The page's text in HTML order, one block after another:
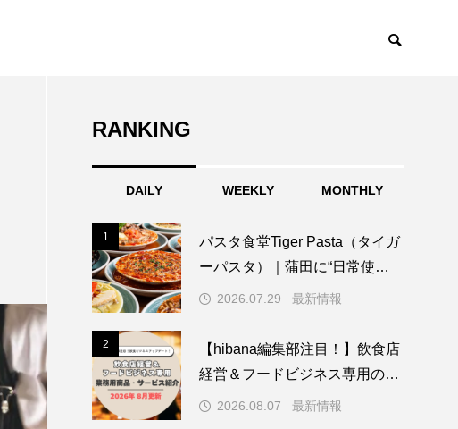
飲食トレンド
【ニューオープン情報】注目の飲
ROD MARKETING｜

RANKING
DAILY WEEKLY MONTHLY
1
パスタ食堂Tiger Pasta（タイガ
ーパスタ）｜蒲田に“日常使
い”のスープパスタ専門店が誕
しいランチ文化を提案
2026.07.29 最新情報
2
【hibana編集部注目！】飲食店
経営＆フードビジネス専用の商
品・サービス紹介｜2026年8月
2026.08.07 最新情報